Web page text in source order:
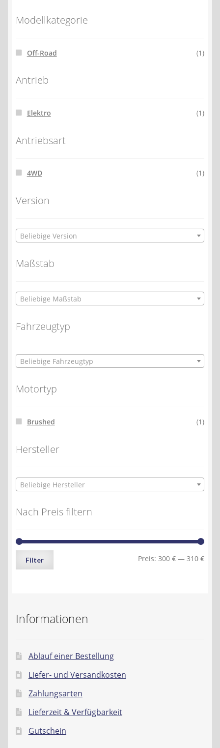
Modellkategorie
Off-Road (1)
Antrieb
Elektro (1)
Antriebsart
4WD (1)
Version
Beliebige Version
Maßstab
Beliebige Maßstab
Fahrzeugtyp
Beliebige Fahrzeugtyp
Motortyp
Brushed (1)
Hersteller
Beliebige Hersteller
Nach Preis filtern
Min.
Max.
Filter Preis: 300 € — 310 €
Informationen
Ablauf einer Bestellung
Liefer- und Versandkosten
Zahlungsarten
Lieferzeit & Verfügbarkeit
Gutschein